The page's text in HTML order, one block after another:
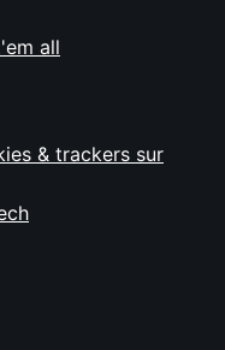
all
& trackers sur